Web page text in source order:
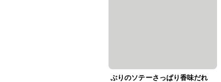
ぶりのソテーさっぱり香味だれ